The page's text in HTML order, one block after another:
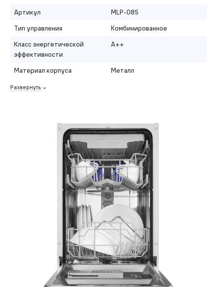
Артикул
MLP-08S
Тип управления
Комбинированное
Класс энергетической
эффективности
A++
Материал корпуса Металл
Развернуть